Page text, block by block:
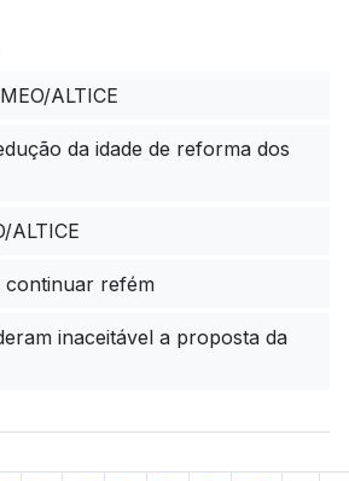
ALTICE
da idade de reforma dos
ALTICE
continuar refém
inaceitável a proposta da